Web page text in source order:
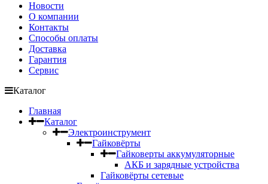
Новости
О компании
Контакты
Способы оплаты
Доставка
Гарантия
Сервис
Каталог
Главная
Каталог
Электроинструмент
Гайковёрты
Гайковерты аккумуляторные
АКБ и зарядные устройства
Гайковёрты сетевые